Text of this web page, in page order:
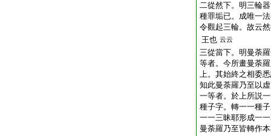
二從然下。明三輪
種罪垢已。成唯一
令觀起三輪。故云
王也 云云
三從當下。明曼荼
等者。今所畫曼荼
上。其始終之相委
知此曼荼羅乃至以
一等者。於上所説
種子字。轉一一種
一一三昧耶形成一
曼荼羅乃至皆轉作